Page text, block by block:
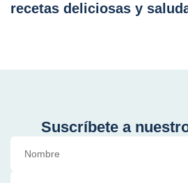
recetas deliciosas y
Suscríbete a